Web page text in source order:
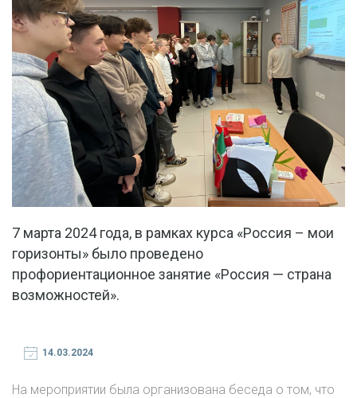
7 марта 2024 года, в рамках курса «Россия – мои
горизонты» было проведено
профориентационное занятие «Россия — страна
возможностей».
14.03.2024
На мероприятии была организована беседа о том, что